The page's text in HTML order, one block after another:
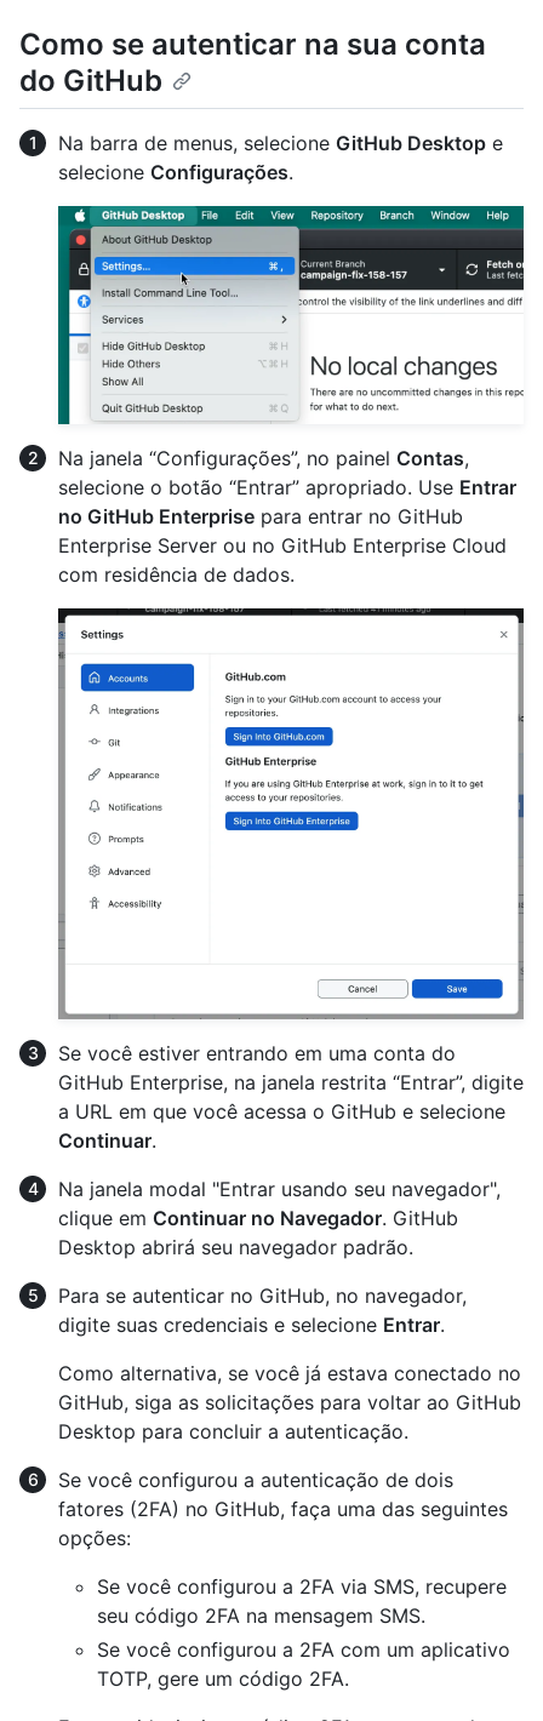
Como se autenticar na sua conta
do GitHub
Na barra de menus, selecione GitHub Desktop e
selecione Configurações.
Na janela “Configurações”, no painel Contas,
selecione o botão “Entrar” apropriado. Use Entrar
no GitHub Enterprise para entrar no GitHub
Enterprise Server ou no GitHub Enterprise Cloud
com residência de dados.
Se você estiver entrando em uma conta do
GitHub Enterprise, na janela restrita “Entrar”, digite
a URL em que você acessa o GitHub e selecione
Continuar.
Na janela modal "Entrar usando seu navegador",
clique em Continuar no Navegador. GitHub
Desktop abrirá seu navegador padrão.
Para se autenticar no GitHub, no navegador,
digite suas credenciais e selecione Entrar.
Como alternativa, se você já estava conectado no
GitHub, siga as solicitações para voltar ao GitHub
Desktop para concluir a autenticação.
Se você configurou a autenticação de dois
fatores (2FA) no GitHub, faça uma das seguintes
opções:
Se você configurou a 2FA via SMS, recupere
seu código 2FA na mensagem SMS.
Se você configurou a 2FA com um aplicativo
TOTP, gere um código 2FA.